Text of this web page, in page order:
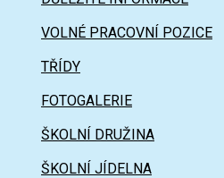
VOLNÉ PRACOVNÍ POZICE
TŘÍDY
FOTOGALERIE
ŠKOLNÍ DRUŽINA
ŠKOLNÍ JÍDELNA